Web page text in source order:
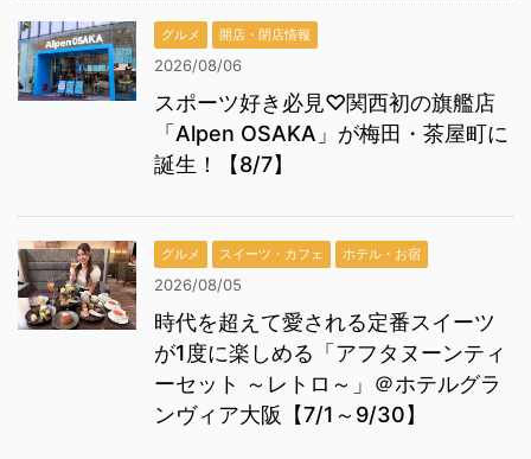
グルメ 開店・閉店情報
2026/08/06
スポーツ好き必見♡関西初の旗艦店
「Alpen OSAKA」が梅田・茶屋町に
誕生！【8/7】
グルメ スイーツ・カフェ ホテル・お宿
2026/08/05
時代を超えて愛される定番スイーツ
が1度に楽しめる「アフタヌーンティ
ーセット ～レトロ～」＠ホテルグラ
ンヴィア大阪【7/1～9/30】